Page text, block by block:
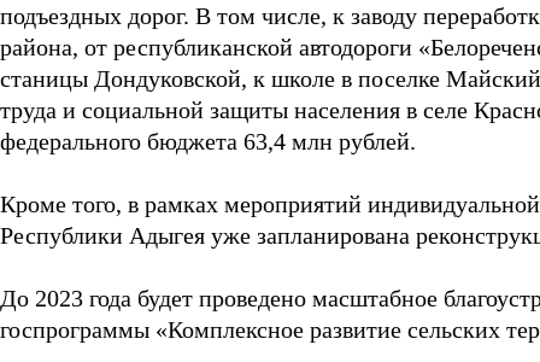
подъездных дорог. В том числе, к заводу
района, от республиканской автодороги
станицы Дондуковской, к школе в поселке
труда и социальной защиты населения в селе
федерального бюджета 63,4 млн рублей.
Кроме того, в рамках мероприятий
Республики Адыгея уже запланирована
До 2023 года будет проведено масштабное
госпрограммы «Комплексное развитие сельских